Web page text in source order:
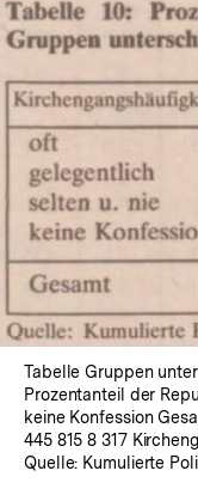
Tabelle Gruppen
Prozentanteil der
keine Konfession
445 815 8 317
Quelle: Kumulierte